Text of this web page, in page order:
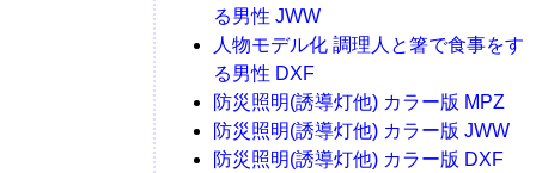
る男性 JWW
人物モデル化 調理人と箸で食事をす
る男性 DXF
防災照明(誘導灯他) カラー版 MPZ
防災照明(誘導灯他) カラー版 JWW
防災照明(誘導灯他) カラー版 DXF